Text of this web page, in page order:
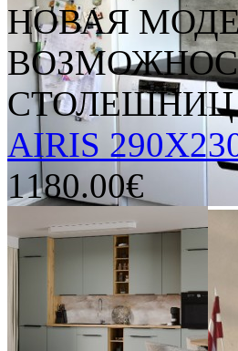
НОВАЯ
AIRIS
1180.00€